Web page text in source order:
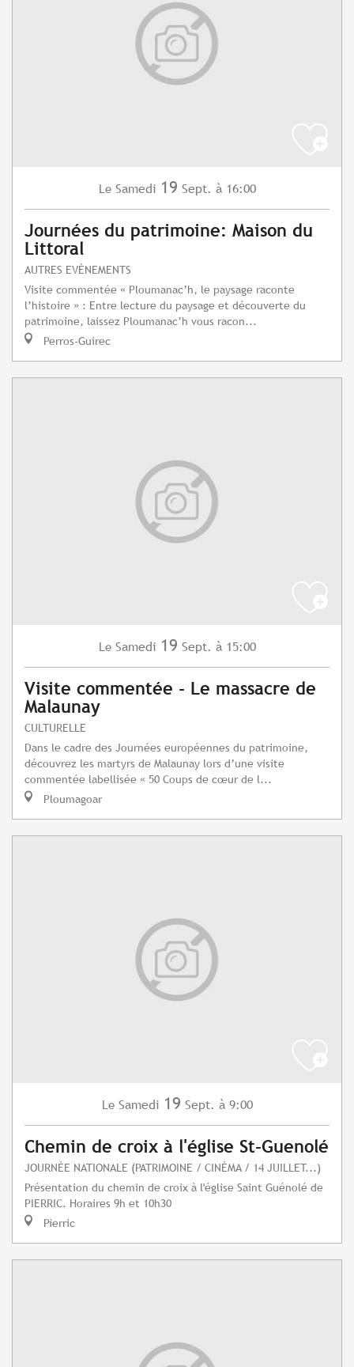
Le Samedi 19 Sept. à 16:00
Journées du patrimoine: Maison du
Littoral
AUTRES EVÈNEMENTS
Visite commentée « Ploumanac’h, le paysage raconte
l’histoire » : Entre lecture du paysage et découverte du
patrimoine, laissez Ploumanac’h vous racon...
Perros-Guirec
Le Samedi 19 Sept. à 15:00
Visite commentée - Le massacre de
Malaunay
CULTURELLE
Dans le cadre des Journées européennes du patrimoine,
découvrez les martyrs de Malaunay lors d’une visite
commentée labellisée « 50 Coups de cœur de l...
Ploumagoar
Le Samedi 19 Sept. à 9:00
Chemin de croix à l'église St-Guenolé
JOURNÉE NATIONALE (PATRIMOINE / CINÉMA / 14 JUILLET...)
Présentation du chemin de croix à l'église Saint Guénolé de
PIERRIC. Horaires 9h et 10h30
Pierric